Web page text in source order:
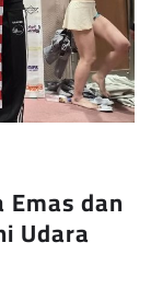
dan
Udara